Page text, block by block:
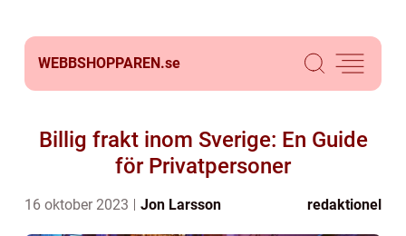
WEBBSHOPPAREN.se
Billig frakt inom Sverige: En Guide
för Privatpersoner
16 oktober 2023 Jon Larsson redaktionel